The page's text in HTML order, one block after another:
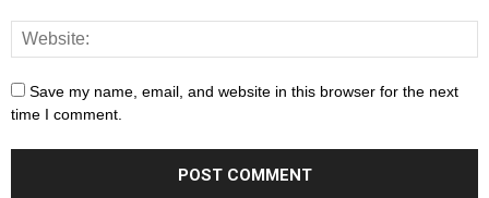
Save my name, email, and website in this browser for the next
time I comment.